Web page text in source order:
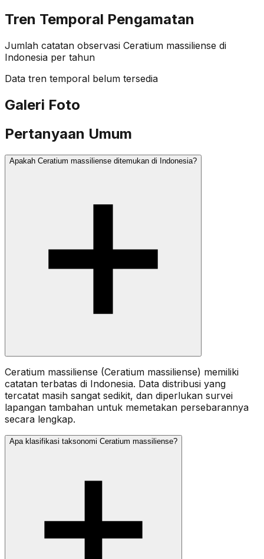
Tren Temporal Pengamatan
Jumlah catatan observasi Ceratium massiliense di
Indonesia per tahun
Data tren temporal belum tersedia
Galeri Foto
Pertanyaan Umum
Apakah Ceratium massiliense ditemukan di Indonesia?
Ceratium massiliense (Ceratium massiliense) memiliki
catatan terbatas di Indonesia. Data distribusi yang
tercatat masih sangat sedikit, dan diperlukan survei
lapangan tambahan untuk memetakan persebarannya
secara lengkap.
Apa klasifikasi taksonomi Ceratium massiliense?